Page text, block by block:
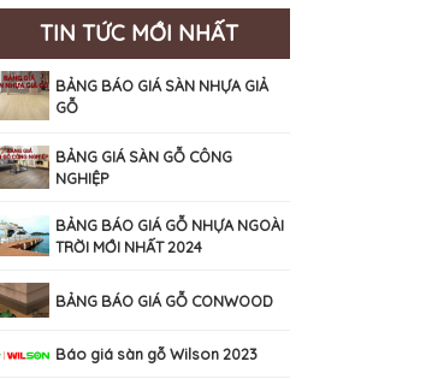
TIN TỨC MỚI NHẤT
BẢNG BÁO GIÁ SÀN NHỰA GIẢ
GỖ
BẢNG GIÁ SÀN GỖ CÔNG
NGHIỆP
BẢNG BÁO GIÁ GỖ NHỰA NGOÀI
TRỜI MỚI NHẤT 2024
BẢNG BÁO GIÁ GỖ CONWOOD
Báo giá sàn gỗ Wilson 2023